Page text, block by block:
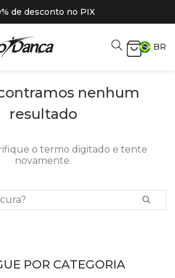
de desconto no PIX
BR
nenhum
resultado
o termo digitado e tente
novamente.
POR CATEGORIA